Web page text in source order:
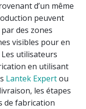
d’un même
peuvent
des zones
visibles pour en
utilisateurs
en utilisant
Lantek Expertou
les étapes
de fabrication